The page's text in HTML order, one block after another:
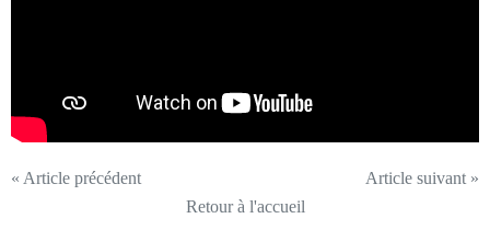
« Article précédent
Article suivant »
Retour à l'accueil